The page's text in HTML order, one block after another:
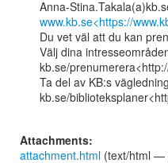
www.kb.se<https://
Du vet väl att du kan
Välj dina
kb.se/
Ta del av KB:s
kb.se/
Attachments:
attachment.html (text/html —